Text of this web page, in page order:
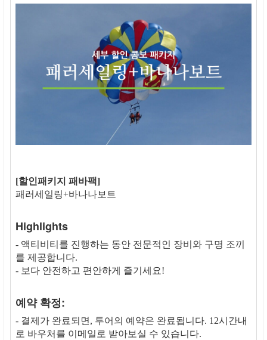
[할인패키지 패바팩]
패러세일링+바나나보트
Highlights
- 액티비티를 진행하는 동안 전문적인 장비와 구명 조끼
를 제공합니다.
- 보다 안전하고 편안하게 즐기세요!
예약 확정:
- 결제가 완료되면, 투어의 예약은 완료됩니다. 12시간내
로 바우처를 이메일로 받아보실 수 있습니다.